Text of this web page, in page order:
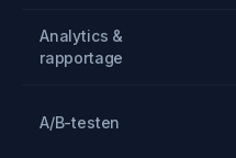
Analytics &
rapportage
A/B-testen